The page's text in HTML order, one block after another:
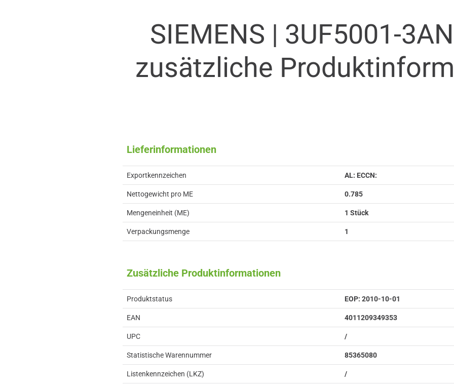
SIEMENS | 3UF5001-
zusätzliche
Lieferinformationen
Exportkennzeichen AL: ECCN:
Nettogewicht pro ME 0.785
Mengeneinheit (ME) 1 Stück
Verpackungsmenge 1
Zusätzliche Produktinformationen
Produktstatus EOP: 2010-10-01
EAN 4011209349353
UPC /
Statistische Warennummer 85365080
Listenkennzeichen (LKZ) /